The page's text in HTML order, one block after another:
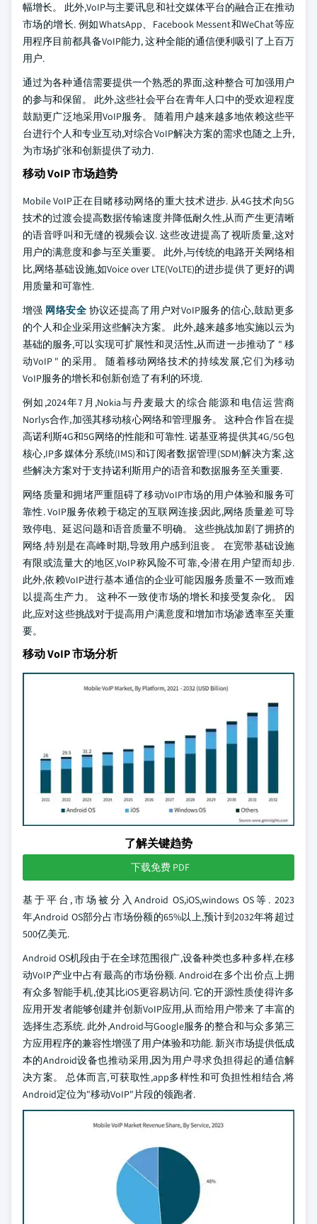
幅增长。 此外,VoIP与主要讯息和社交媒体平台的融合正在推动
市场的增长. 例如WhatsApp、Facebook Messent和WeChat等应
用程序目前都具备VoIP能力, 这种全能的通信便利吸引了上百万
用户.
通过为各种通信需要提供一个熟悉的界面,这种整合可加强用户
的参与和保留。 此外,这些社会平台在青年人口中的受欢迎程度
鼓励更广泛地采用VoIP服务。 随着用户越来越多地依赖这些平
台进行个人和专业互动,对综合VoIP解决方案的需求也随之上升,
为市场扩张和创新提供了动力.
移动 VoIP 市场趋势
Mobile VoIP正在目睹移动网络的重大技术进步. 从4G技术向5G
技术的过渡会提高数据传输速度并降低耐久性,从而产生更清晰
的语音呼叫和无缝的视频会议. 这些改进提高了视听质量,这对
用户的满意度和参与至关重要。 此外,与传统的电路开关网络相
比,网络基础设施,如Voice over LTE(VoLTE)的进步提供了更好的调
用质量和可靠性.
增强 网络安全 协议还提高了用户对VoIP服务的信心,鼓励更多
的个人和企业采用这些解决方案。 此外,越来越多地实施以云为
基础的服务,可以实现可扩展性和灵活性,从而进一步推动了 " 移
动VoIP " 的采用。 随着移动网络技术的持续发展,它们为移动
VoIP服务的增长和创新创造了有利的环境.
例如,2024年7月,Nokia与丹麦最大的综合能源和电信运营商
Norlys合作,加强其移动核心网络和管理服务。 这种合作旨在提
高诺利斯4G和5G网络的性能和可靠性. 诺基亚将提供其4G/5G包
核心,IP多媒体分系统(IMS)和订阅者数据管理(SDM)解决方案,这
些解决方案对于支持诺利斯用户的语音和数据服务至关重要.
网络质量和拥堵严重阻碍了移动VoIP市场的用户体验和服务可
靠性. VoIP服务依赖于稳定的互联网连接;因此,网络质量差可导
致停电、延迟问题和语音质量不明确。 这些挑战加剧了拥挤的
网络,特别是在高峰时期,导致用户感到沮丧。 在宽带基础设施
有限或流量大的地区,VoIP称风险不可靠,令潜在用户望而却步.
此外,依赖VoIP进行基本通信的企业可能因服务质量不一致而难
以提高生产力。 这种不一致使市场的增长和接受复杂化。 因
此,应对这些挑战对于提高用户满意度和增加市场渗透率至关重
要。
移动 VoIP 市场分析
了解关键趋势
下载免费 PDF
基于平台,市场被分入Android OS,iOS,windows OS等. 2023
年,Android OS部分占市场份额的65%以上,预计到2032年将超过
500亿美元.
Android OS机段由于在全球范围很广,设备种类也多种多样,在移
动VoIP产业中占有最高的市场份额. Android在多个出价点上拥
有众多智能手机,使其比iOS更容易访问. 它的开源性质使得许多
应用开发者能够创建并创新VoIP应用,从而给用户带来了丰富的
选择生态系统. 此外,Android与Google服务的整合和与众多第三
方应用程序的兼容性增强了用户体验和功能. 新兴市场提供低成
本的Android设备也推动采用,因为用户寻求负担得起的通信解
决方案。 总体而言,可获取性,app多样性和可负担性相结合,将
Android定位为"移动VoIP"片段的领跑者.